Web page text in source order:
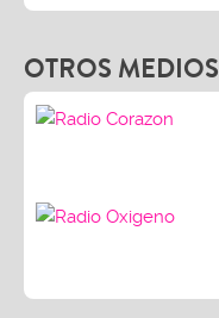
OTROS MEDIOS